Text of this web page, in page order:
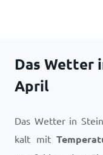
Das Wetter
April
Das Wetter in
kalt mit